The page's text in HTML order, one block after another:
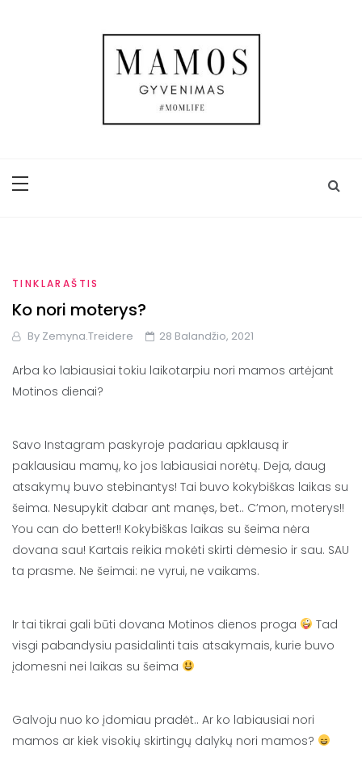
TINKLARAŠTIS
Ko nori moterys?
By Zemyna.treidere 28 Balandžio, 2021
Arba ko labiausiai tokiu laikotarpiu nori mamos artėjant
Motinos dienai?
Savo Instagram paskyroje padariau apklausą ir
paklausiau mamų, ko jos labiausiai norėtų. Deja, daug
atsakymų buvo stebinantys! Tai buvo kokybiškas laikas su
šeima. Nesupykit dabar ant manęs, bet.. C’mon, moterys!!
You can do better!! Kokybiškas laikas su šeima nėra
dovana sau! Kartais reikia mokėti skirti dėmesio ir sau. SAU
ta prasme. Ne šeimai: ne vyrui, ne vaikams.
Ir tai tikrai gali būti dovana Motinos dienos proga
Tad
visgi pabandysiu pasidalinti tais atsakymais, kurie buvo
įdomesni nei laikas su šeima
Galvoju nuo ko įdomiau pradėt.. Ar ko labiausiai nori
mamos ar kiek visokių skirtingų dalykų nori mamos?